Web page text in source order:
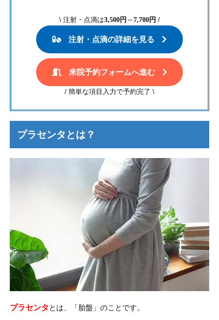
\ 注射・点滴は3,500円 ～ 7,700円 /
注射・点滴の詳細を見る
来院予約フォームへ進む
/ 簡単な項目入力で予約完了 \
プラセンタとは？
プラセンタ とは、「胎盤」のことです。